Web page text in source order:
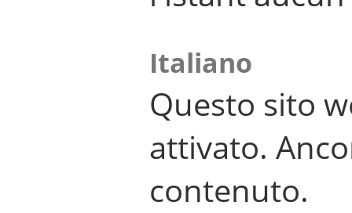
Italiano
Questo sito
attivato.
contenuto.